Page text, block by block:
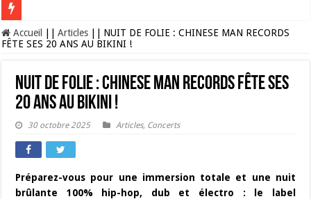
Les Nocturnes de la Cité de l’espace 2026 : l’événement incontournable de
Accueil Articles
NUIT DE FOLIE : CHINESE MAN RECORDS
FÊTE SES 20 ANS AU BIKINI !
NUIT DE FOLIE : CHINESE MAN RECORDS FÊTE SES
20 ANS AU BIKINI !
30 octobre 2025 Articles, Concerts
Préparez-vous pour une immersion totale et une nuit
brûlante 100% hip-hop, dub et électro : le label